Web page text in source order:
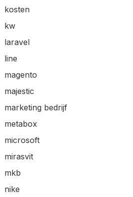
kosten
kw
laravel
line
magento
majestic
marketing bedrijf
metabox
microsoft
mirasvit
mkb
nike